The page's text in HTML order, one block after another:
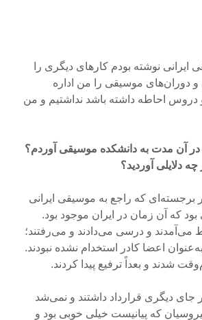
نوشته بودم کارهای دیگری را
و دوران‌های موسیقی را من اداره
دروس احاطه داشته باشد نداشتیم و من
آن مدت به دانشکده موسیقی آوردم؟
دلایلی آوردید؟
که راجع به موسیقی ایرانی
که آن زمان در ایران موجود بود.
می‌آمدند و درسی می‌دادند و می‌رفتند؛
اعضا کادر استخدام‌ نشده نبودند.
شدند و بعداً ترفیع پیدا کردند.
جای دیگری قرارداد داشتند و نمی‌شد
که پیانیست خیلی خوبی بود و